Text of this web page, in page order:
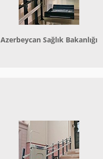
Azerbeycan Sağlık Bakanlığı